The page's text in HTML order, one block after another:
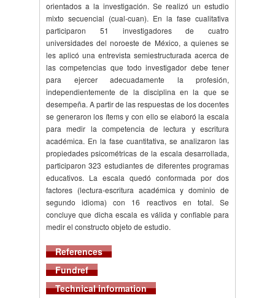
orientados a la investigación. Se realizó un estudio
mixto secuencial (cual-cuan). En la fase cualitativa
participaron 51 investigadores de cuatro
universidades del noroeste de México, a quienes se
les aplicó una entrevista semiestructurada acerca de
las competencias que todo investigador debe tener
para ejercer adecuadamente la profesión,
independientemente de la disciplina en la que se
desempeña. A partir de las respuestas de los docentes
se generaron los ítems y con ello se elaboró la escala
para medir la competencia de lectura y escritura
académica. En la fase cuantitativa, se analizaron las
propiedades psicométricas de la escala desarrollada,
participaron 323 estudiantes de diferentes programas
educativos. La escala quedó conformada por dos
factores (lectura-escritura académica y dominio de
segundo idioma) con 16 reactivos en total. Se
concluye que dicha escala es válida y confiable para
medir el constructo objeto de estudio.
References
Fundref
Technical information